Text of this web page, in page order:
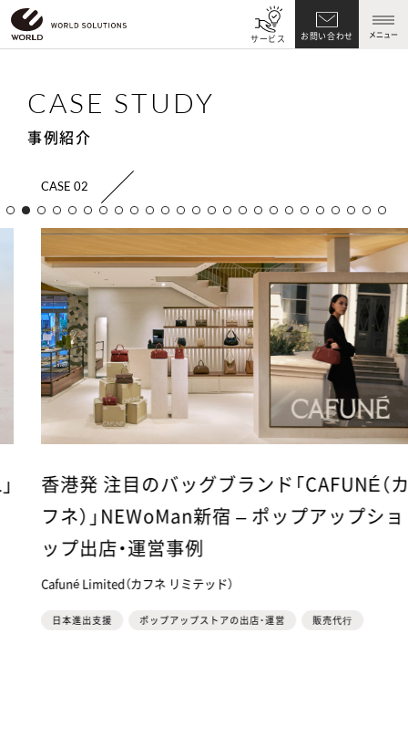
サービス お問い合わせ メニュー
CASE STUDY
事例紹介
CASE 02
香港発 注目のバッグブランド「CAFUNÉ（カ
フネ）」NEWoMan新宿 – ポップアップショ
ップ出店・運営事例
Cafuné Limited（カフネ リミテッド）
日本進出支援 ポップアップストアの出店・運営 販売代⾏